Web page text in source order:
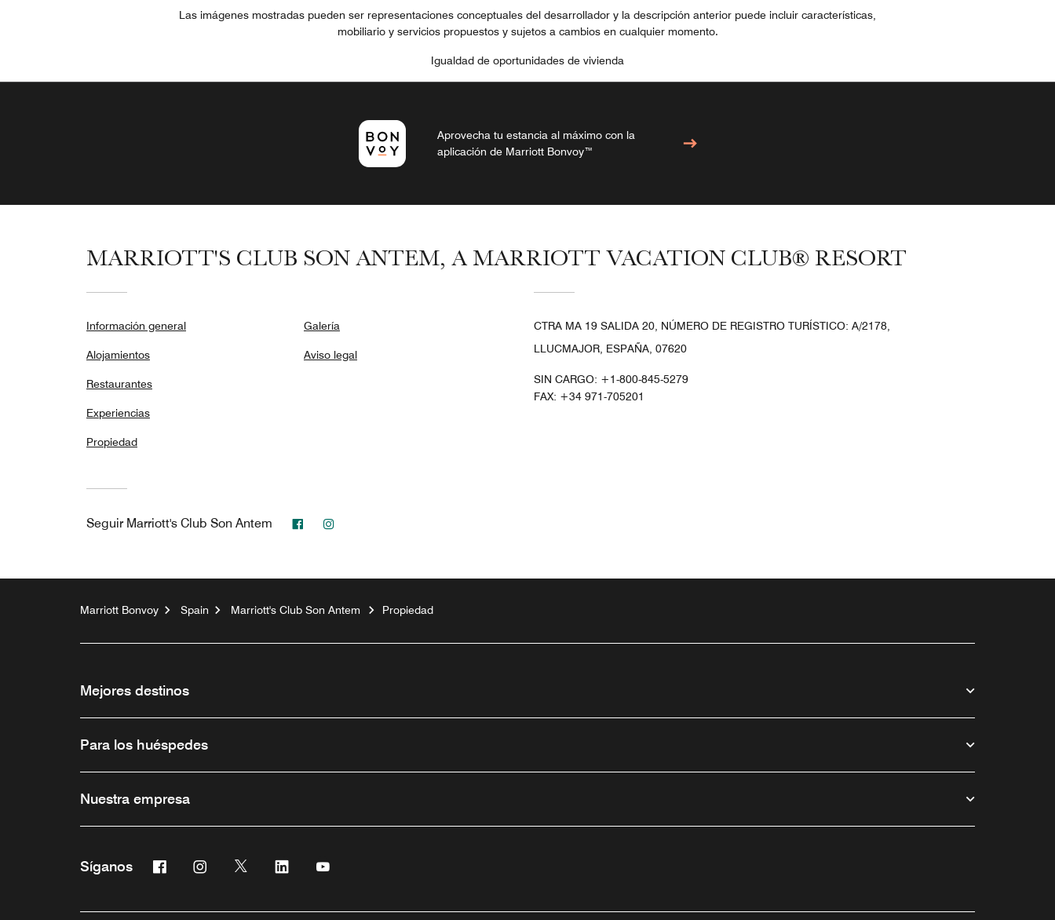
Las imágenes mostradas pueden ser representaciones conceptuales del desarrollador y la descripción anterior puede incluir características,
mobiliario y servicios propuestos y sujetos a cambios en cualquier momento.
Igualdad de oportunidades de vivienda
Aprovecha tu estancia al máximo con la
aplicación de Marriott Bonvoy™
MARRIOTT'S CLUB SON ANTEM, A MARRIOTT VACATION CLUB® RESORT
Información general
Alojamientos
Restaurantes
Experiencias
Propiedad
Galería
Aviso legal
CTRA MA 19 SALIDA 20, NÚMERO DE REGISTRO TURÍSTICO: A/2178,
LLUCMAJOR, ESPAÑA, 07620
SIN CARGO: +1-800-845-5279
FAX: +34 971-705201
Seguir Marriott's Club Son Antem Facebook
Marriott Bonvoy Spain Marriott's Club Son Antem Propiedad
Mejores destinos
Para los huéspedes
Nuestra empresa
Síganos Facebook
Abre una ventana nueva
Instagram
Abre una ventana nueva
Twitter
Abre una ventana nueva
Linkedin
Abre una ventana nueva
Abre una ventana nueva